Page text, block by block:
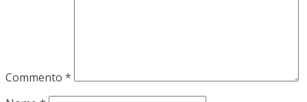
Commento *